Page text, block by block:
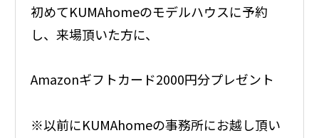
初めてKUMAhomeのモデルハウスに予約
し、来場頂いた方に、
Amazonギフトカード2000円分プレゼント
※以前にKUMAhomeの事務所にお越し頂い